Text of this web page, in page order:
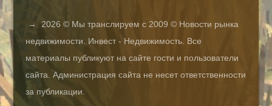
→2026 © Мы транслируем с 2009 © Новости рынка
недвижимости. Инвест - Недвижимость. Все
материалы публикуют на сайте гости и пользователи
сайта. Администрация сайта не несет ответственности
за публикации.